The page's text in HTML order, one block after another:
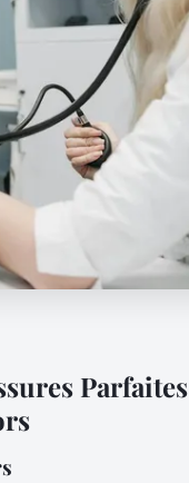
Parfaites